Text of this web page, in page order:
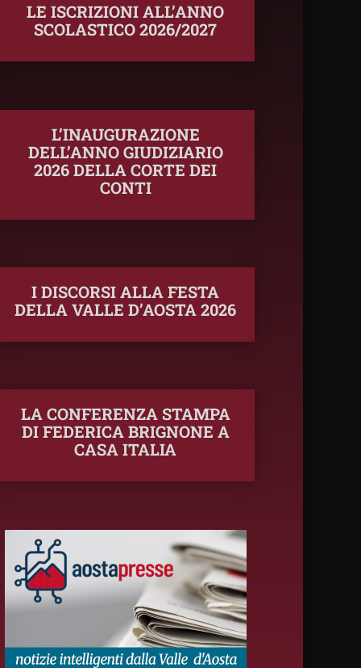
LE ISCRIZIONI ALL’ANNO
SCOLASTICO 2026/2027
L’INAUGURAZIONE
DELL’ANNO GIUDIZIARIO
2026 DELLA CORTE DEI
CONTI
I DISCORSI ALLA FESTA
DELLA VALLE D’AOSTA 2026
LA CONFERENZA STAMPA
DI FEDERICA BRIGNONE A
CASA ITALIA